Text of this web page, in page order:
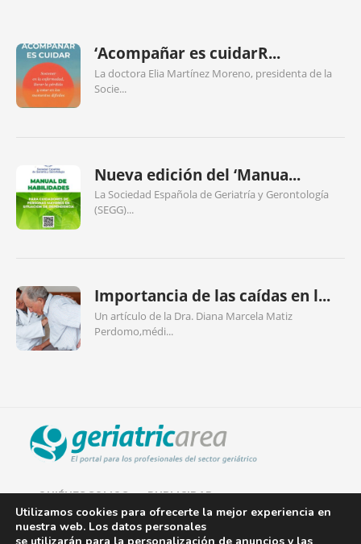
‘Acompañar es cuidarR...
La doctora Elia Martínez Moreno, presidenta de la
Socie...
Nueva edición del ‘Manua...
La Sociedad Española de Geriatría y Gerontología
(SEGG)...
Importancia de las caídas en l...
Un artículo de la Dra. Diana Marcela Matiz
Perdomo,médi...
QUIÉNES SOMOS PUBLICIDAD
AVISO LEGAL
Utilizamos cookies para ofrecerte la mejor experiencia en
nuestra web. Los datos personales